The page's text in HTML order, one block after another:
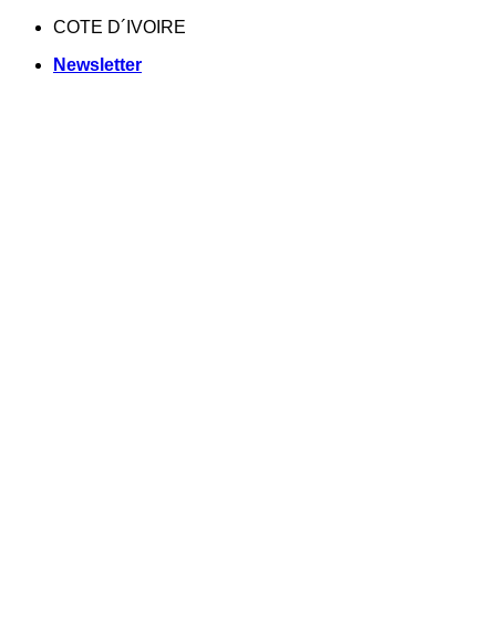
Skip
content
COTE D´IVOIRE
Newsletter